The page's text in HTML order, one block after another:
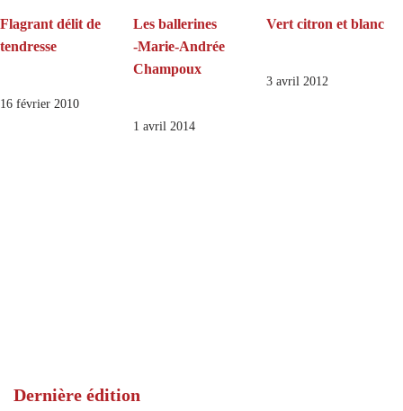
Flagrant délit de
tendresse
16 février 2010
Les ballerines
‑Marie-Andrée
Champoux
1 avril 2014
Vert citron et blanc
3 avril 2012
Dernière édition